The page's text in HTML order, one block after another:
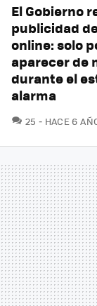
El Gobierno
publicidad
online: solo
aparecer de
durante el
alarma
25 HACE 6